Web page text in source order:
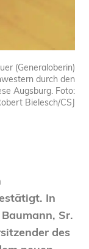
(Generaloberin)
durch den
Augsburg.Foto:
Bielesch/CSJ
In
Sr.
des